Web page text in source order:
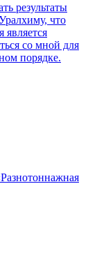
результаты
что
является
со мной для
порядке.